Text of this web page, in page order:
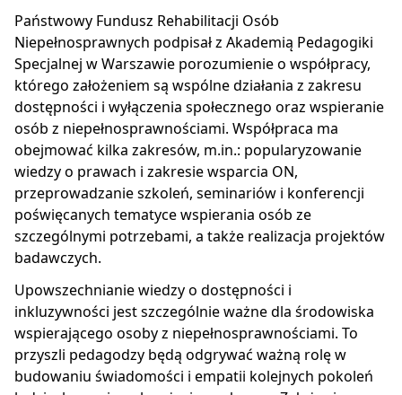
Państwowy Fundusz Rehabilitacji Osób
Niepełnosprawnych podpisał z Akademią Pedagogiki
Specjalnej w Warszawie porozumienie o współpracy,
którego założeniem są wspólne działania z zakresu
dostępności i wyłączenia społecznego oraz wspieranie
osób z niepełnosprawnościami. Współpraca ma
obejmować kilka zakresów, m.in.: popularyzowanie
wiedzy o prawach i zakresie wsparcia ON,
przeprowadzanie szkoleń, seminariów i konferencji
poświęcanych tematyce wspierania osób ze
szczególnymi potrzebami, a także realizacja projektów
badawczych.
Upowszechnianie wiedzy o dostępności i
inkluzywności jest szczególnie ważne dla środowiska
wspierającego osoby z niepełnosprawnościami. To
przyszli pedagodzy będą odgrywać ważną rolę w
budowaniu świadomości i empatii kolejnych pokoleń